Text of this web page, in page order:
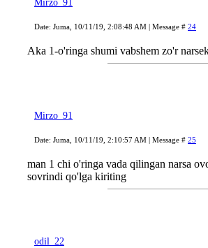
Mirzo_91
Date: Juma, 10/11/19, 2:08:48 AM | Message # 24
Aka 1-o'ringa shumi vabshem zo'r
Mirzo_91
Date: Juma, 10/11/19, 2:10:57 AM | Message # 25
man 1 chi o'ringa vada qilingan narsa
sovrindi qo'lga kiriting
odil_22